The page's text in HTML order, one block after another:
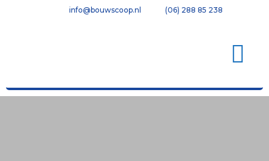
info@bouwscoop.nl (06) 288 85 238